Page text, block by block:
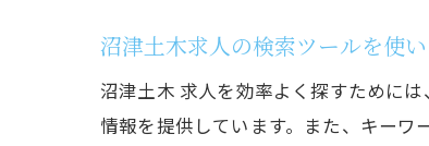
沼津土木求人の検索ツールを使
沼津土木 求人を効率よく探すために
情報を提供しています。また、キー